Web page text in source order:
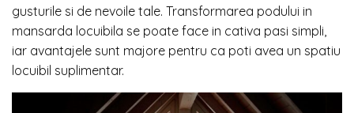
gusturile si de nevoile tale. Transformarea podului in
mansarda locuibila se poate face in cativa pasi simpli,
iar avantajele sunt majore pentru ca poti avea un spatiu
locuibil suplimentar.